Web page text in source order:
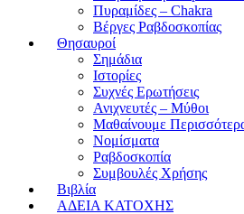
Πυραμίδες – Chakra
Βέργες Ραβδοσκοπίας
Θησαυροί
Σημάδια
Ιστορίες
Συχνές Ερωτήσεις
Ανιχνευτές – Μύθοι
Μαθαίνουμε
Νομίσματα
Ραβδοσκοπία
Συμβουλές Χρήσης
Βιβλία
ΑΔΕΙΑ ΚΑΤΟΧΗΣ